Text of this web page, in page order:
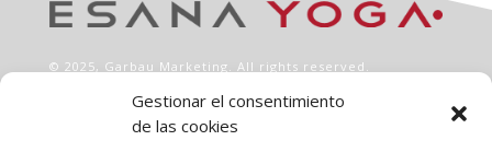
Gestionar el consentimiento
de las cookies
© 2025, Garbau Marketing. All rights reserved.
INFO